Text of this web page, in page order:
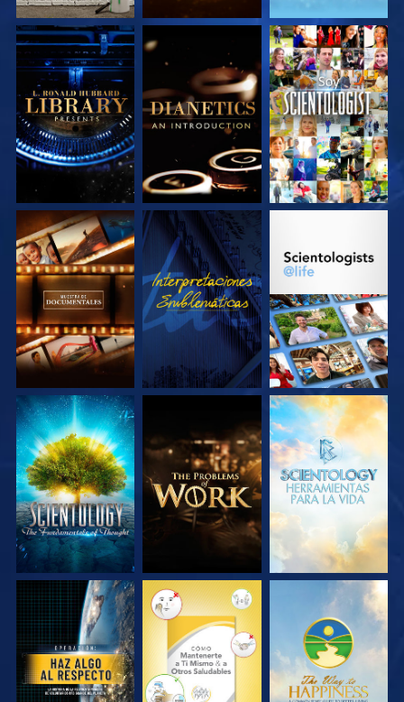
EXPLORA LAS
SERIES
EXPLORA LAS
SERIES
VE
EXPLORA LAS
SERIES
VE
EXPLORA LAS
EXPLORA LAS
SERIES
EXPLORA LAS
SERIES
EXPLORA LAS
SERIES
VE VE VE